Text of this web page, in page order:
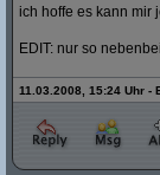
ich hoffe es kann mir
EDIT: nur so
11.03.2008, 15:24 Uhr -